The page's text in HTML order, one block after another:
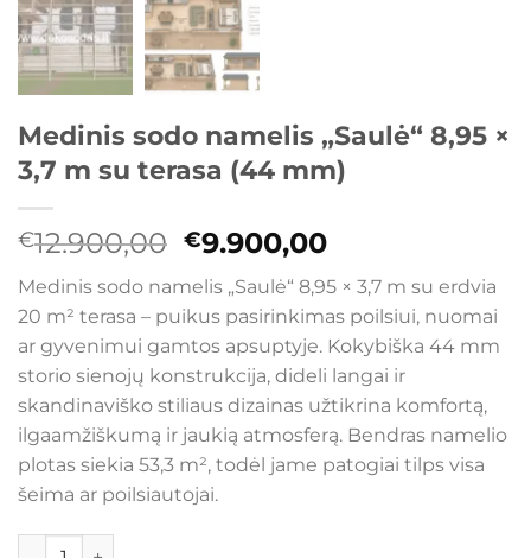
Medinis sodo namelis „Saulė“ 8,95 ×
3,7 m su terasa (44 mm)
€12.900,00 Original
price
was:
€12.900,00.
€9.900,00Current
price
is:
€9.900,00.
Medinis sodo namelis „Saulė“ 8,95 × 3,7 m su erdvia
20 m² terasa – puikus pasirinkimas poilsiui, nuomai
ar gyvenimui gamtos apsuptyje. Kokybiška 44 mm
storio sienojų konstrukcija, dideli langai ir
skandinaviško stiliaus dizainas užtikrina komfortą,
ilgaamžiškumą ir jaukią atmosferą. Bendras namelio
plotas siekia 53,3 m², todėl jame patogiai tilps visa
šeima ar poilsiautojai.
produkto kiekis: Medinis sodo namelis „Saulė“ 8,95 × 3,7